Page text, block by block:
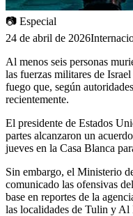
📷 Especial
24 de abril de 2026
Al menos seis personas
las fuerzas militares de
fuego que, según
recientemente.
El presidente de Estados
partes alcanzaron un
jueves en la Casa Blanca
Sin embargo, el Ministerio
comunicado las ofensivas
base en reportes de la
las localidades de Tulin y